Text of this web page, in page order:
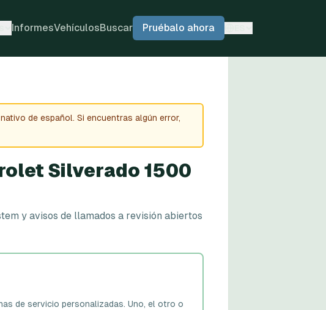
InformesVehículosBuscar Pruébalo ahora
de español. Si encuentras algún error,
Silverado 1500
y avisos de llamados a revisión abiertos
de servicio personalizadas. Uno, el otro o